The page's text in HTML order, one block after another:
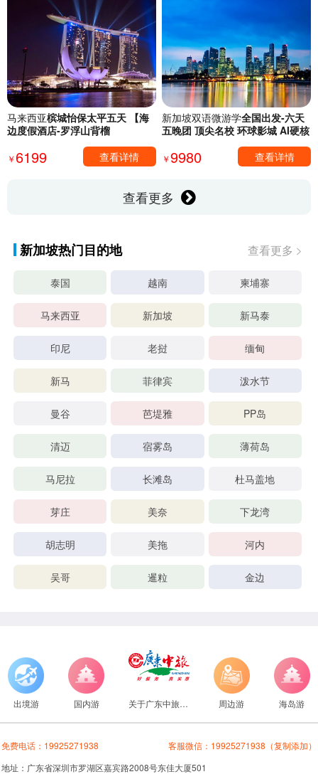
马来西亚槟城怡保太平五天 【海
边度假酒店-罗浮山背榴
￥6199 查看详情
新加坡双语微游学全国出发-六天
五晚团 顶尖名校 环球影城 AI硬核
￥9980 查看详情
查看更多
新加坡热门目的地 查看更多
泰国 越南 柬埔寨
马来西亚 新加坡 新马泰
印尼 老挝 缅甸
新马 菲律宾 泼水节
曼谷 芭堤雅 PP岛
清迈 宿雾岛 薄荷岛
马尼拉 长滩岛 杜马盖地
芽庄 美奈 下龙湾
胡志明 美拖 河内
吴哥 暹粒 金边
出境游 国内游 关于广东中旅旅行社 周边游 海岛游
免费电话： 19925271938 客服微信： 19925271938 （复制添加）
地址：广东省深圳市罗湖区嘉宾路2008号东佳大厦501